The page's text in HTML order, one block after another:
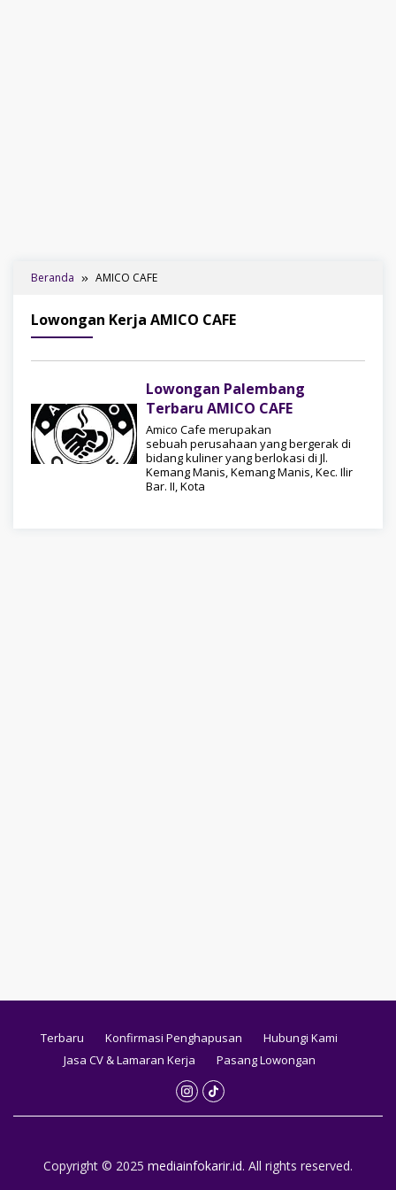
Beranda AMICO CAFE
Lowongan Kerja AMICO CAFE
Lowongan Palembang
Terbaru AMICO CAFE
Amico Cafe merupakan
sebuah perusahaan yang bergerak di
bidang kuliner yang berlokasi di Jl.
Kemang Manis, Kemang Manis, Kec. Ilir
Bar. II, Kota
Terbaru Konfirmasi Penghapusan
Hubungi Kami
Jasa CV & Lamaran Kerja
Pasang Lowongan
Copyright © 2025 mediainfokarir.id. All rights reserved.